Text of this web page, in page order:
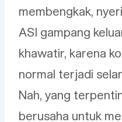
membengkak,
ASI gampang
khawatir, karena
normal terjadi
Nah, yang
berusaha untuk